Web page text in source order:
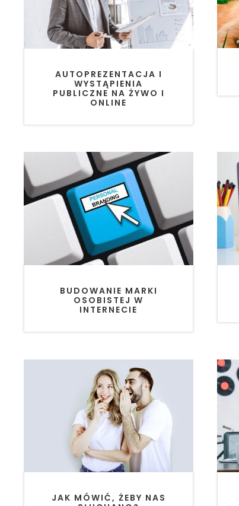
AUTOPREZENTACJA I
WYSTĄPIENIA
PUBLICZNE NA ŻYWO I
ONLINE
BUDOWANIE MARKI
OSOBISTEJ W
INTERNECIE
JAK MÓWIĆ, ŻEBY NAS